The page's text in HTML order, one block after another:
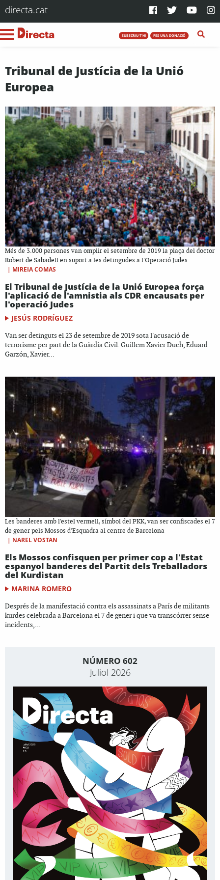
directa.cat
SUBSCRIU-T'HI FES UNA DONACIÓ
Tribunal de Justícia de la Unió
Europea
Més de 3.000 persones van omplir el setembre de 2019 la plaça del doctor
Robert de Sabadell en suport a les detingudes a l'Operació Judes
| MIREIA COMAS
El Tribunal de Justícia de la Unió Europea força
l'aplicació de l'amnistia als CDR encausats per
l'operació Judes
JESÚS RODRÍGUEZ
Van ser detinguts el 23 de setembre de 2019 sota l'acusació de
terrorisme per part de la Guàrdia Civil. Guillem Xavier Duch, Eduard
Garzón, Xavier...
Les banderes amb l'estel vermell, símbol del PKK, van ser confiscades el 7
de gener pels Mossos d'Esquadra al centre de Barcelona
| NAREL VOSTAN
Els Mossos confisquen per primer cop a l'Estat
espanyol banderes del Partit dels Treballadors
del Kurdistan
MARINA ROMERO
Després de la manifestació contra els assassinats a París de militants
kurdes celebrada a Barcelona el 7 de gener i que va transcórrer sense
incidents,...
NÚMERO 602
Juliol 2026